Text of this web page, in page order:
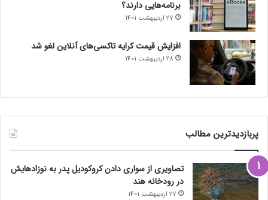
برنامه‌هایی دارند؟
27 اردیبهشت 1401
افزایش قیمت کرایه تاکسی‌های آنلاین لغو شد
28 اردیبهشت 1401
پربازدیدترین مطالب
تصاویری از سواری دادن کروکودیل پدر به نوزادهایش
در رودخانه هند
27 اردیبهشت 1401